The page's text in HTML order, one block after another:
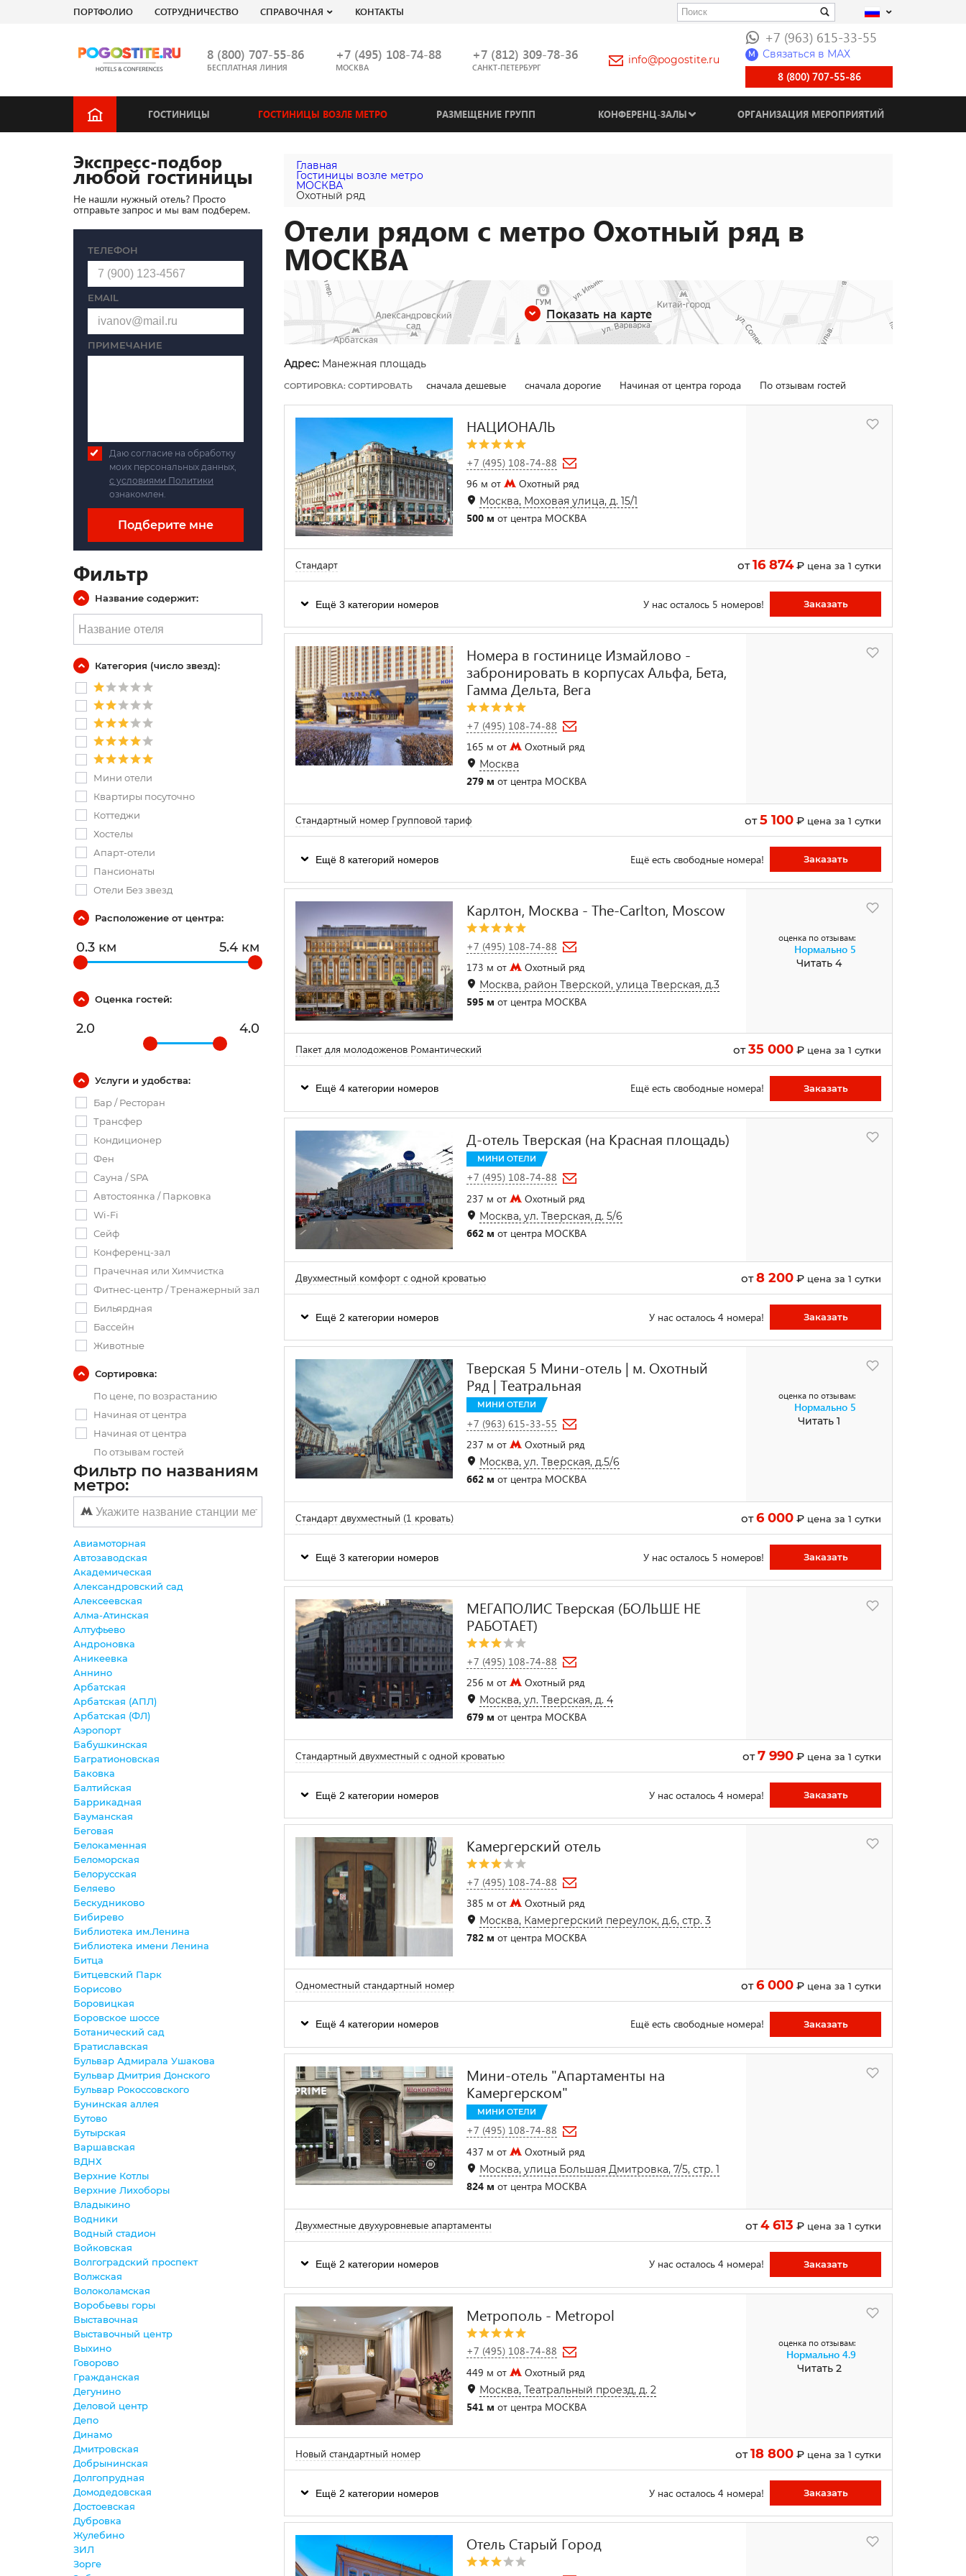
ПОРТФОЛИО СОТРУДНИЧЕСТВО СПРАВОЧНАЯ КОНТАКТЫ
8 (800) 707-55-86
БЕСПЛАТНАЯ ЛИНИЯ
+7 (495) 108-74-88
МОСКВА
+7 (812) 309-78-36
САНКТ-ПЕТЕРБУРГ
info@pogostite.ru
+7 (963) 615-33-55
M Связаться в МАХ
8 (800) 707-55-86
ГОСТИНИЦЫ ГОСТИНИЦЫ ВОЗЛЕ МЕТРО РАЗМЕЩЕНИЕ ГРУПП КОНФЕРЕНЦ-ЗАЛЫ ОРГАНИЗАЦИЯ МЕРОПРИЯТИЙ
Главная
Гостиницы возле метро
МОСКВА
Охотный ряд
Отели рядом с метро Охотный ряд в
МОСКВА
Показать на карте
Адрес:Манежная площадь
СОРТИРОВКА: СОРТИРОВАТЬ сначала дешевые сначала дорогие Начиная от центра города По отзывам гостей
НАЦИОНАЛЬ
+7 (495) 108-74-88
96 м от
Охотный ряд
Москва, Моховая улица, д. 15/1
500 м от центра МОСКВА
Стандарт от16 874₽ цена за 1 сутки
Ещё 3 категории номеров У нас осталось 5 номеров! Заказать
Номера в гостинице Измайлово -
забронировать в корпусах Альфа, Бета,
Гамма Дельта, Вега
+7 (495) 108-74-88
165 м от
Охотный ряд
Москва
279 м от центра МОСКВА
Стандартный номер Групповой тариф от5 100₽ цена за 1 сутки
Ещё 8 категорий номеров Ещё есть свободные номера! Заказать
Карлтон, Москва - The-Carlton, Moscow
+7 (495) 108-74-88
173 м от
Охотный ряд
Москва, район Тверской, улица Тверская, д.3
595 м от центра МОСКВА
оценка по отзывам:
Нормально 5
Читать 4
Пакет для молодоженов Романтический от35 000₽ цена за 1 сутки
Ещё 4 категории номеров Ещё есть свободные номера! Заказать
Д-отель Тверская (на Красная площадь)
МИНИ ОТЕЛИ
+7 (495) 108-74-88
237 м от
Охотный ряд
Москва, ул. Тверская, д. 5/6
662 м от центра МОСКВА
Двухместный комфорт с одной кроватью от8 200₽ цена за 1 сутки
Ещё 2 категории номеров У нас осталось 4 номера! Заказать
Тверская 5 Мини-отель | м. Охотный
Ряд | Театральная
МИНИ ОТЕЛИ
+7 (963) 615-33-55
237 м от
Охотный ряд
Москва, ул. Тверская, д.5/6
662 м от центра МОСКВА
оценка по отзывам:
Нормально 5
Читать 1
Стандарт двухместный (1 кровать) от6 000₽ цена за 1 сутки
Ещё 3 категории номеров У нас осталось 5 номеров! Заказать
МЕГАПОЛИС Тверская (БОЛЬШЕ НЕ
РАБОТАЕТ)
+7 (495) 108-74-88
256 м от
Охотный ряд
Москва, ул. Тверская, д. 4
679 м от центра МОСКВА
Стандартный двухместный с одной кроватью от7 990₽ цена за 1 сутки
Ещё 2 категории номеров У нас осталось 4 номера! Заказать
Камергерский отель
+7 (495) 108-74-88
385 м от
Охотный ряд
Москва, Камергерский переулок, д.6, стр. 3
782 м от центра МОСКВА
Одноместный стандартный номер от6 000₽ цена за 1 сутки
Ещё 4 категории номеров Ещё есть свободные номера! Заказать
Мини-отель "Апартаменты на
Камергерском"
МИНИ ОТЕЛИ
+7 (495) 108-74-88
437 м от
Охотный ряд
Москва, улица Большая Дмитровка, 7/5, стр. 1
824 м от центра МОСКВА
Двухместные двухуровневые апартаменты от4 613 ₽ цена за 1 сутки
Ещё 2 категории номеров У нас осталось 4 номера! Заказать
Метрополь - Metropol
+7 (495) 108-74-88
449 м от
Охотный ряд
Москва, Театральный проезд, д. 2
541 м от центра МОСКВА
оценка по отзывам:
Нормально 4.9
Читать 2
Новый стандартный номер от18 800₽ цена за 1 сутки
Ещё 2 категории номеров У нас осталось 4 номера! Заказать
Отель Старый Город
Экспресс-подбор
любой гостиницы
Не нашли нужный отель? Просто
отправьте запрос и мы вам подберем.
ТЕЛЕФОН
EMAIL
ПРИМЕЧАНИЕ
Даю согласие на обработку
моих персональных данных,
с условиями Политики
ознакомлен.
Подберите мне
Фильтр
Название содержит:
Категория (число звезд):
Мини отели
Квартиры посуточно
Коттеджи
Хостелы
Апарт-отели
Пансионаты
Отели Без звезд
Расположение от центра:
0.3 км 5.4 км
Оценка гостей:
2.0 4.0
Услуги и удобства:
Бар / Ресторан
Трансфер
Кондиционер
Фен
Сауна / SPA
Автостоянка / Парковка
Wi-Fi
Сейф
Конференц-зал
Прачечная или Химчистка
Фитнес-центр / Тренажерный зал
Бильярдная
Бассейн
Животные
Сортировка:
По цене, по возрастанию
Начиная от центра
Начиная от центра
По отзывам гостей
Фильтр по названиям
метро:
Авиамоторная
Автозаводская
Академическая
Александровский сад
Алексеевская
Алма-Атинская
Алтуфьево
Андроновка
Аникеевка
Аннино
Арбатская
Арбатская (АПЛ)
Арбатская (ФЛ)
Аэропорт
Бабушкинская
Багратионовская
Баковка
Балтийская
Баррикадная
Бауманская
Беговая
Белокаменная
Беломорская
Белорусская
Беляево
Бескудниково
Бибирево
Библиотека им.Ленина
Библиотека имени Ленина
Битца
Битцевский Парк
Борисово
Боровицкая
Боровское шоссе
Ботанический сад
Братиславская
Бульвар Адмирала Ушакова
Бульвар Дмитрия Донского
Бульвар Рокоссовского
Бунинская аллея
Бутово
Бутырская
Варшавская
ВДНХ
Верхние Котлы
Верхние Лихоборы
Владыкино
Водники
Водный стадион
Войковская
Волгоградский проспект
Волжская
Волоколамская
Воробьевы горы
Выставочная
Выставочный центр
Выхино
Говорово
Гражданская
Дегунино
Деловой центр
Депо
Динамо
Дмитровская
Добрынинская
Долгопрудная
Домодедовская
Достоевская
Дубровка
Жулебино
ЗИЛ
Зорге